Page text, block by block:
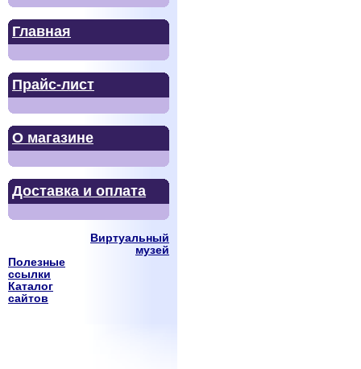
Главная
Прайс-лист
О магазине
Доставка и оплата
Виртуальный
музей
Полезные
ссылки
Каталог
сайтов